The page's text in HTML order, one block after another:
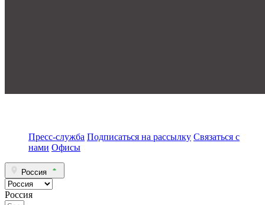
Пресс-служба Подписаться на рассылку Связаться с
нами Офисы
Россия
Россия